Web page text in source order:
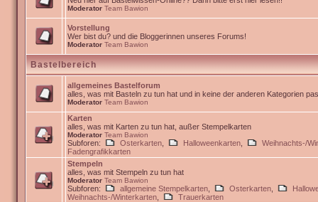
Moderator Team Bawion
Vorstellung
Wer bist du? und die Bloggerinnen unseres Forums!
Moderator Team Bawion
Bastelbereich
allgemeines Bastelforum
alles, was mit Basteln zu tun hat und in keine der anderen Kategorien
Moderator Team Bawion
Karten
alles, was mit Karten zu tun hat, außer Stempelkarten
Moderator Team Bawion
Subforen: Osterkarten Halloweenkarten
Weihnachts-/
Fadengrafikkarten
Stempeln
alles, was mit Stempeln zu tun hat
Moderator Team Bawion
Subforen: allgemeine Stempelkarten Osterkarten
Weihnachts-/Winterkarten
Trauerkarten